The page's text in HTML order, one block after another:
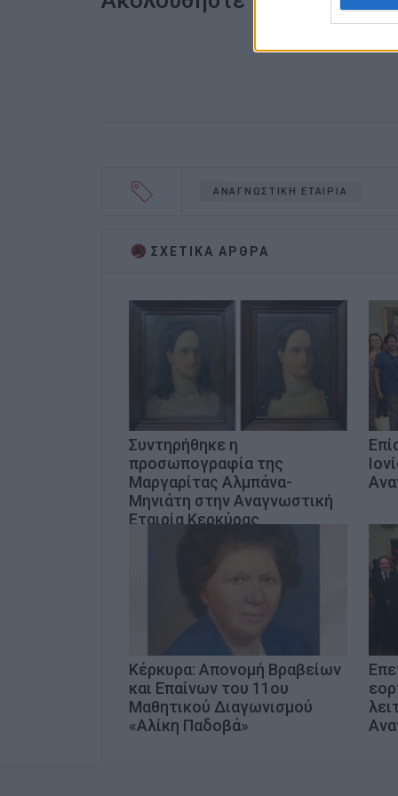
ΑΝΑΓΝΩΣΤΙΚΗ ΕΤΑΙΡΙΑ
ΣΧΕΤΙΚA AΡΘΡΑ
Συντηρήθηκε η
προσωπογραφία της
Μαργαρίτας Αλμπάνα-
Μηνιάτη στην Αναγνωστική
Εταιρία Κερκύρας
Κέρκυρα: Απονομή Βραβείων
και Επαίνων του 11ου
Μαθητικού Διαγωνισμού
«Αλίκη Παδοβά»